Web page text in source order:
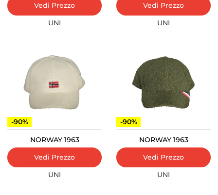
Vedi Prezzo
UNI
Vedi Prezzo
UNI
-90%
NORWAY 1963
Vedi Prezzo
UNI
-90%
NORWAY 1963
Vedi Prezzo
UNI